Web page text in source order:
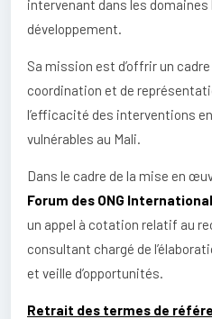
intervenant dans les
développement.
Sa mission est d’offrir un
coordination et de
l’efficacité des interventions
vulnérables au Mali.
Dans le cadre de la mise en
Forum des ONG
un appel à cotation relatif au
consultant chargé de
et veille d’opportunités.
Retrait des termes de